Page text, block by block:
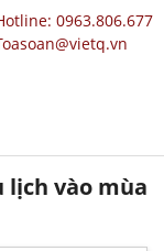
0963.806.677
vào mùa